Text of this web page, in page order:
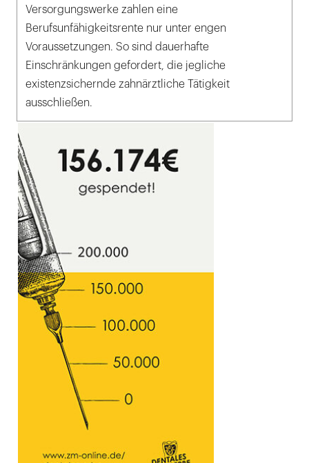
Versorgungswerke zahlen eine
Berufsunfähigkeitsrente nur unter engen
Voraussetzungen. So sind dauerhafte
Einschränkungen gefordert, die jegliche
existenzsichernde zahnärztliche Tätigkeit
ausschließen.